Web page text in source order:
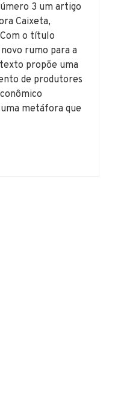
3 um artigo
Caixeta,
o título
rumo para a
propõe uma
de produtores
metáfora que